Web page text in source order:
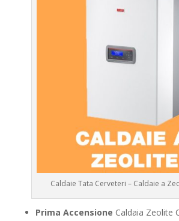
Caldaie Tata Cerveteri – Caldaie a
Prima Accensione Caldaia Zeolite